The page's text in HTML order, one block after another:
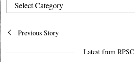
CATEGORIES
Post
navigation
Previous Story
Latest from RPSC